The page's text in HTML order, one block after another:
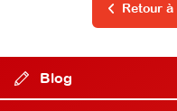
Retour
Blog